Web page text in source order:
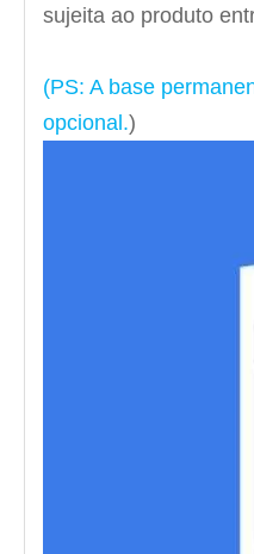
sujeita ao produto
(PS: A base
opcional.)